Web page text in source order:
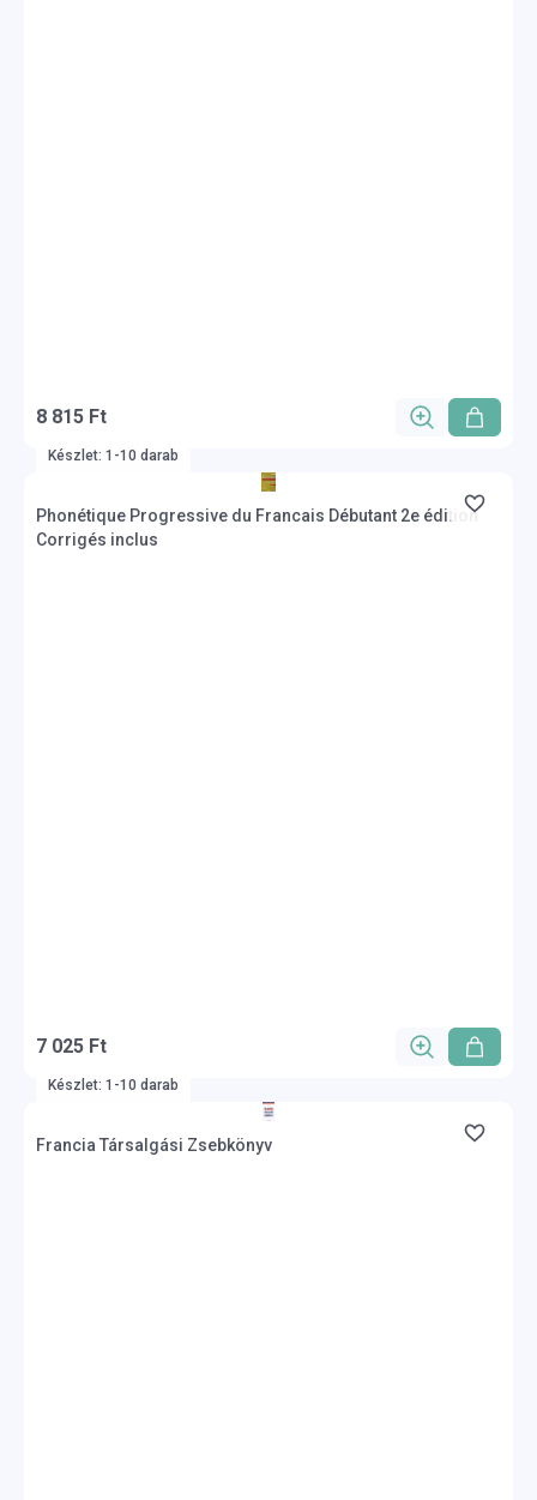
8 815 Ft
Készlet: 1-10 darab
Phonétique Progressive du Francais Débutant 2e édition
Corrigés inclus
7 025 Ft
Készlet: 1-10 darab
Francia Társalgási Zsebkönyv